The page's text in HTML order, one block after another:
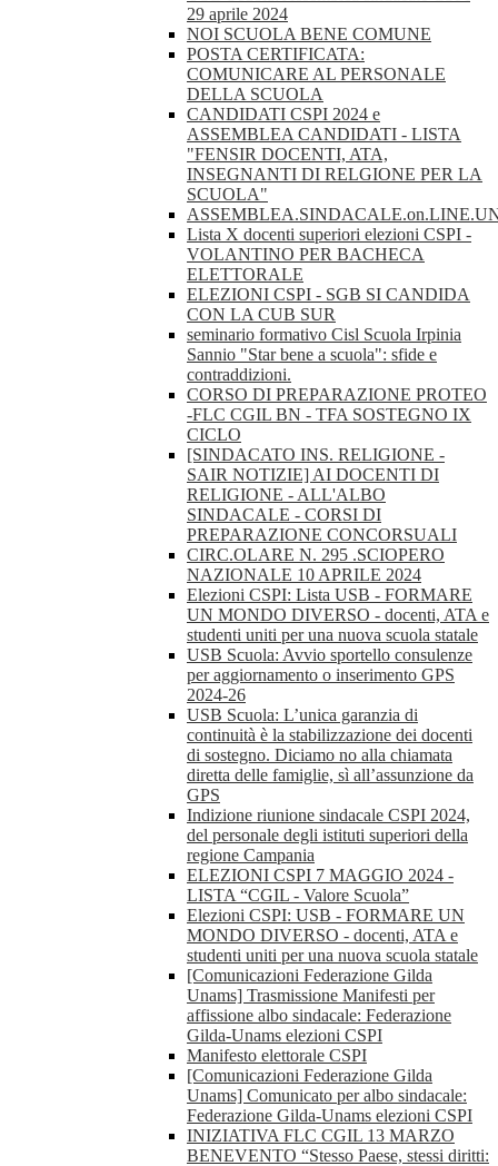
29 aprile 2024
NOI SCUOLA BENE COMUNE
POSTA CERTIFICATA:
COMUNICARE AL PERSONALE
DELLA SCUOLA
CANDIDATI CSPI 2024 e
ASSEMBLEA CANDIDATI - LISTA
"FENSIR DOCENTI, ATA,
INSEGNANTI DI RELGIONE PER LA
SCUOLA"
Lista X docenti superiori elezioni CSPI -
VOLANTINO PER BACHECA
ELETTORALE
ELEZIONI CSPI - SGB SI CANDIDA
CON LA CUB SUR
seminario formativo Cisl Scuola Irpinia
Sannio "Star bene a scuola": sfide e
contraddizioni.
CORSO DI PREPARAZIONE PROTEO
-FLC CGIL BN - TFA SOSTEGNO IX
CICLO
[SINDACATO INS. RELIGIONE -
SAIR NOTIZIE] AI DOCENTI DI
RELIGIONE - ALL'ALBO
SINDACALE - CORSI DI
PREPARAZIONE CONCORSUALI
CIRC.OLARE N. 295 .SCIOPERO
NAZIONALE 10 APRILE 2024
Elezioni CSPI: Lista USB - FORMARE
UN MONDO DIVERSO - docenti, ATA e
studenti uniti per una nuova scuola statale
USB Scuola: Avvio sportello consulenze
per aggiornamento o inserimento GPS
2024-26
USB Scuola: L’unica garanzia di
continuità è la stabilizzazione dei docenti
di sostegno. Diciamo no alla chiamata
diretta delle famiglie, sì all’assunzione da
GPS
Indizione riunione sindacale CSPI 2024,
del personale degli istituti superiori della
regione Campania
ELEZIONI CSPI 7 MAGGIO 2024 -
LISTA “CGIL - Valore Scuola”
Elezioni CSPI: USB - FORMARE UN
MONDO DIVERSO - docenti, ATA e
studenti uniti per una nuova scuola statale
[Comunicazioni Federazione Gilda
Unams] Trasmissione Manifesti per
affissione albo sindacale: Federazione
Gilda-Unams elezioni CSPI
Manifesto elettorale CSPI
[Comunicazioni Federazione Gilda
Unams] Comunicato per albo sindacale:
Federazione Gilda-Unams elezioni CSPI
INIZIATIVA FLC CGIL 13 MARZO
BENEVENTO “Stesso Paese, stessi diritti: